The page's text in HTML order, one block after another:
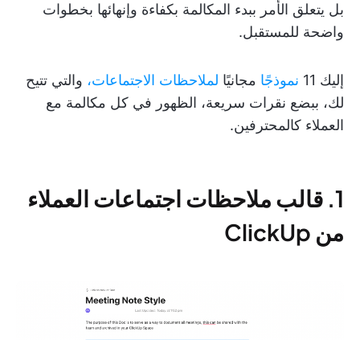
بل يتعلق الأمر ببدء المكالمة بكفاءة وإنهائها بخطوات
واضحة للمستقبل.
إليك 11 نموذجًا مجانيًا لملاحظات الاجتماعات، والتي تتيح
لك، ببضع نقرات سريعة، الظهور في كل مكالمة مع
العملاء كالمحترفين.
1. قالب ملاحظات اجتماعات العملاء
من ClickUp